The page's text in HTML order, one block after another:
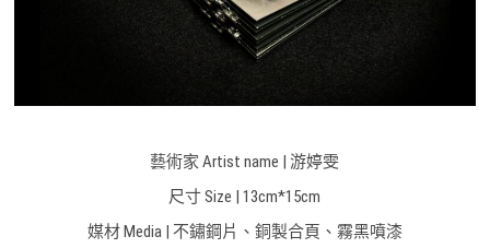
藝術家 Artist name | 游婷雯
尺寸 Size | 13cm*15cm
媒材 Media | 不鏽鋼片、銅製合頁、霧黑噴漆